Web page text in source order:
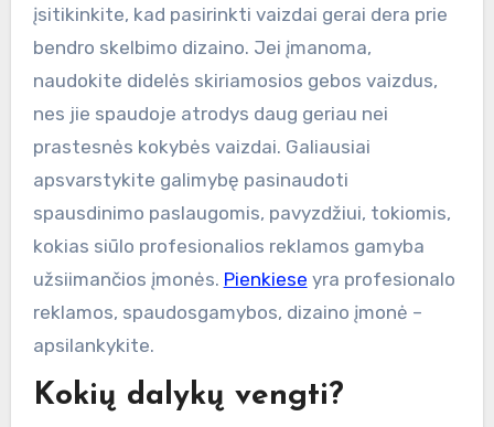
įsitikinkite, kad pasirinkti vaizdai gerai dera prie
bendro skelbimo dizaino. Jei įmanoma,
naudokite didelės skiriamosios gebos vaizdus,
nes jie spaudoje atrodys daug geriau nei
prastesnės kokybės vaizdai. Galiausiai
apsvarstykite galimybę pasinaudoti
spausdinimo paslaugomis, pavyzdžiui, tokiomis,
kokias siūlo profesionalios reklamos gamyba
užsiimančios įmonės. Pienkiese yra profesionalo
reklamos, spaudosgamybos, dizaino įmonė –
apsilankykite.
Kokių dalykų vengti?